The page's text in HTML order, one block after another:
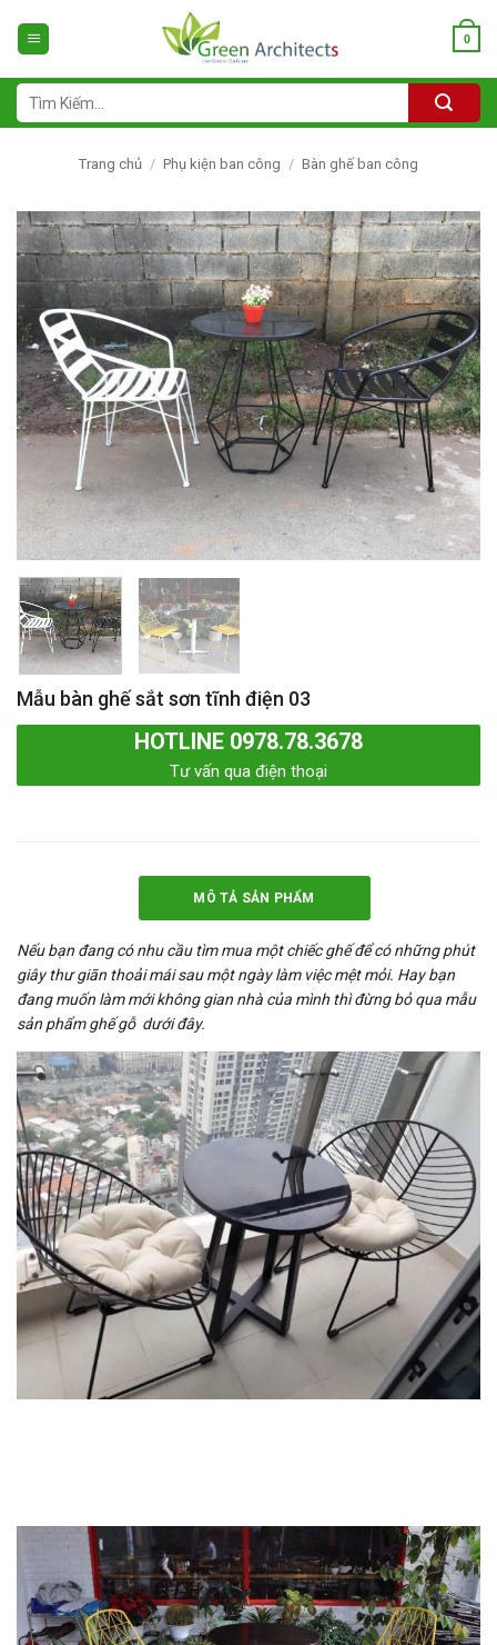
dung
0
Tìm
kiếm:
Trang chủ / Phụ kiện ban công / Bàn ghế ban công
Mẫu bàn ghế sắt sơn tĩnh điện 03
HOTLINE 0978.78.3678
Tư vấn qua điện thoại
MÔ TẢ SẢN PHẨM
Nếu bạn đang có nhu cầu tìm mua một chiếc ghế để có những phút
giây thư giãn thoải mái sau một ngày làm việc mệt mỏi. Hay bạn
đang muốn làm mới không gian nhà của mình thì đừng bỏ qua mẫu
sản phẩm ghế gỗ dưới đây.